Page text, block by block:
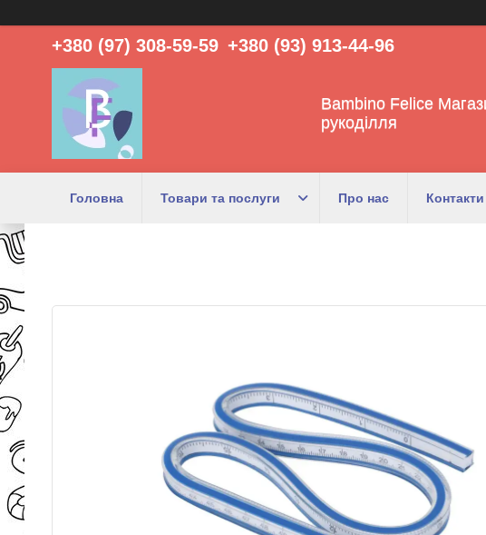
+380 (97) 308-59-59 +380 (93) 913-44-96
Bambino Felice
рукоділля
Головна Товари та послуги Про нас Контакти